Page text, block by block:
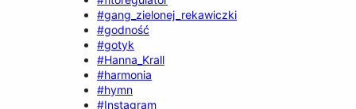
#gang_zielonej_rekawiczki
#godność
#gotyk
#Hanna_Krall
#harmonia
#hymn
#Instagram